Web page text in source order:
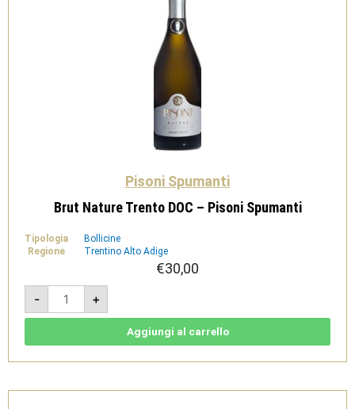
Pisoni Spumanti
Brut Nature Trento DOC – Pisoni Spumanti
Tipologia
Bollicine
Regione
Trentino Alto Adige
€30,00
-
Brut
Nature
Trento
DOC
quantità
+
Aggiungi al carrello